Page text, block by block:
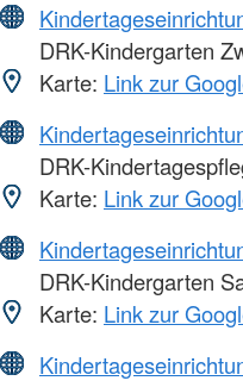
DRK-Kindergarten
Karte: Link zur
DRK-
Karte: Link zur
DRK-Kindergarten
Karte: Link zur